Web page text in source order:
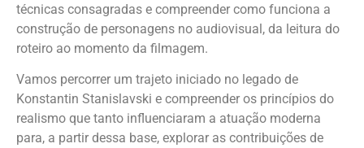
técnicas consagradas e compreender como funciona a
construção de personagens no audiovisual, da leitura do
roteiro ao momento da filmagem.
Vamos percorrer um trajeto iniciado no legado de
Konstantin Stanislavski e compreender os princípios do
realismo que tanto influenciaram a atuação moderna
para, a partir dessa base, explorar as contribuições de